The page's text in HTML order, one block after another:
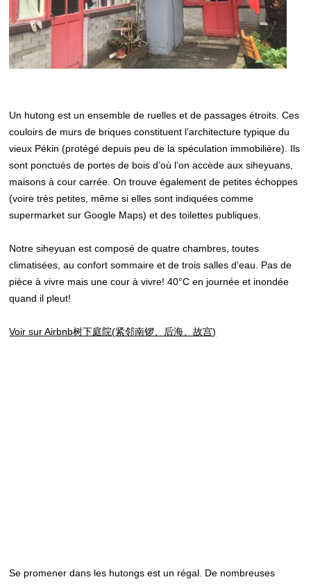
Un hutong est un ensemble de ruelles et de passages étroits. Ces
couloirs de murs de briques constituent l’architecture typique du
vieux Pékin (protégé depuis peu de la spéculation immobilière). Ils
sont ponctués de portes de bois d’où l’on accède aux siheyuans,
maisons à cour carrée. On trouve également de petites échoppes
(voire très petites, même si elles sont indiquées comme
supermarket sur Google Maps) et des toilettes publiques.
Notre siheyuan est composé de quatre chambres, toutes
climatisées, au confort sommaire et de trois salles d’eau. Pas de
pièce à vivre mais une cour à vivre! 40°C en journée et inondée
quand il pleut!
Voir sur Airbnb树下庭院(紧邻南锣、后海、故宫)
Se promener dans les hutongs est un régal. De nombreuses